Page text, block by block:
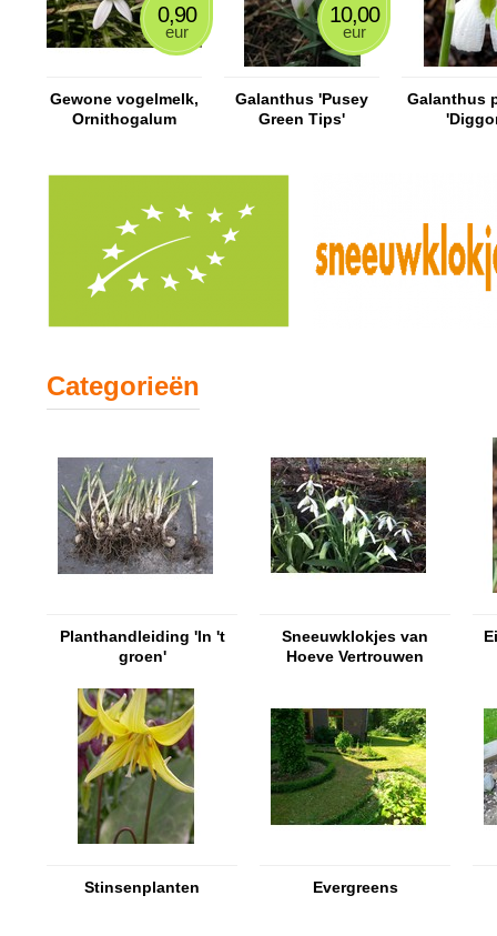
0,90
eur
Gewone vogelmelk,
Ornithogalum
10,00
eur
Galanthus 'Pusey
Green Tips'
Galanthus
Categorieën
Planthandleiding 'In 't
groen'
Sneeuwklokjes van
Hoeve Vertrouwen
Stinsenplanten Evergreens